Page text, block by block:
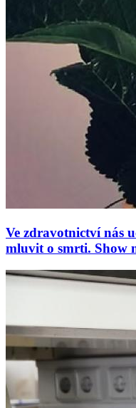
Ve zdravotnictví nás
mluvit o smrti. Show